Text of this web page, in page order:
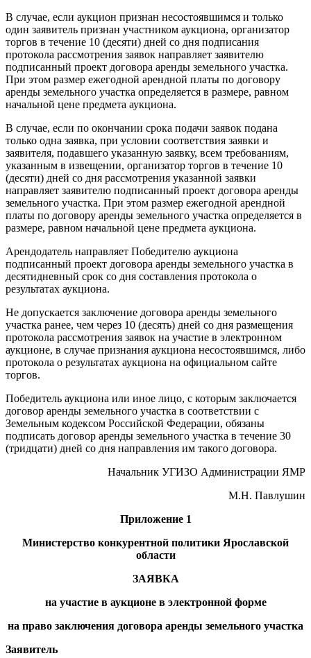
В случае, если аукцион признан несостоявшимся и только
один заявитель признан участником аукциона, организатор
торгов в течение 10 (десяти) дней со дня подписания
протокола рассмотрения заявок направляет заявителю
подписанный проект договора аренды земельного участка.
При этом размер ежегодной арендной платы по договору
аренды земельного участка определяется в размере, равном
начальной цене предмета аукциона.
В случае, если по окончании срока подачи заявок подана
только одна заявка, при условии соответствия заявки и
заявителя, подавшего указанную заявку, всем требованиям,
указанным в извещении, организатор торгов в течение 10
(десяти) дней со дня рассмотрения указанной заявки
направляет заявителю подписанный проект договора аренды
земельного участка. При этом размер ежегодной арендной
платы по договору аренды земельного участка определяется в
размере, равном начальной цене предмета аукциона.
Арендодатель направляет Победителю аукциона
подписанный проект договора аренды земельного участка в
десятидневный срок со дня составления протокола о
результатах аукциона.
Не допускается заключение договора аренды земельного
участка ранее, чем через 10 (десять) дней со дня размещения
протокола рассмотрения заявок на участие в электронном
аукционе, в случае признания аукциона несостоявшимся, либо
протокола о результатах аукциона на официальном сайте
торгов.
Победитель аукциона или иное лицо, с которым заключается
договор аренды земельного участка в соответствии с
Земельным кодексом Российской Федерации, обязаны
подписать договор аренды земельного участка в течение 30
(тридцати) дней со дня направления им такого договора.
Начальник УГИЗО Администрации ЯМР
М.Н. Павлушин
Приложение 1
Министерство конкурентной политики Ярославской
области
ЗАЯВКА
на участие в аукционе в электронной форме
на право заключения договора аренды земельного участка
Заявитель